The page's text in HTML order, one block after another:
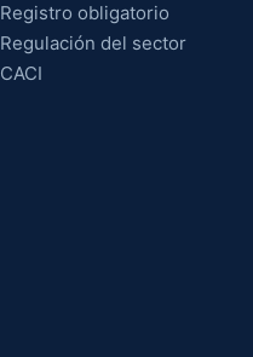
Registro obligatorio
Regulación del sector
CACI